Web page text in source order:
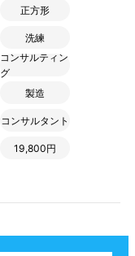
正方形
洗練
コンサルティン
グ
製造
コンサルタント
19,800円